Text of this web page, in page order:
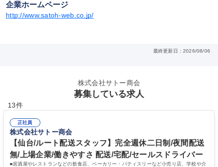
企業ホームページ
http://www.satoh-web.co.jp/
最終更新日：2026/08/06
株式会社サトー商会
募集している求人
13件
正社員
株式会社サトー商会
【仙台/ルート配送スタッフ】完全週休二日制/夜間配送
無/上場企業/働きやすさ 配送/宅配/セールスドライバー
■居酒屋やレストランなどの飲食店、ベーカリー・パティスリーなど小売り店、学校や介